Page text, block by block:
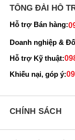
TỔNG ĐÀI HỖ
Hỗ trợ Bán hàng:
Doanh nghiệp &
Hỗ trợ Kỹ thuật:
Khiếu nại, góp ý:
CHÍNH SÁCH